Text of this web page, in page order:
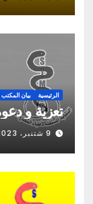
الرئيسية بيان
تعزية و
9 شتنبر، 2023